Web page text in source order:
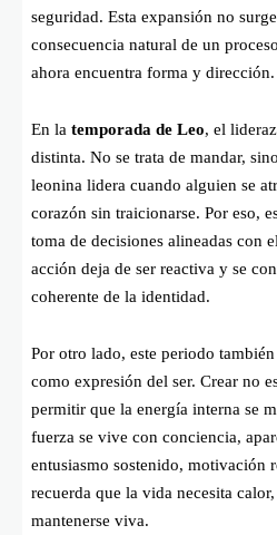
seguridad. Esta expansión no
consecuencia natural de un
ahora encuentra forma y dirección.
En la temporada de Leo, el
distinta. No se trata de mandar,
leonina lidera cuando alguien se
corazón sin traicionarse. Por eso,
toma de decisiones alineadas con
acción deja de ser reactiva y se
coherente de la identidad.
Por otro lado, este periodo
como expresión del ser. Crear no
permitir que la energía interna se
fuerza se vive con conciencia,
entusiasmo sostenido, motivación
recuerda que la vida necesita
mantenerse viva.